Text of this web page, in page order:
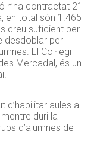
n’ha contractat 21
en total són 1.465
creu suficient per
desdoblar per
El Col·legi
Mercadal, és un
d’habilitar aules al
duri la
d’alumnes de